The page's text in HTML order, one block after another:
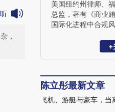
，
美国纽约州律师、
总监，著有《商业
国际化进程中合规
司法部“全国千名涉+
陈立彤最新文章